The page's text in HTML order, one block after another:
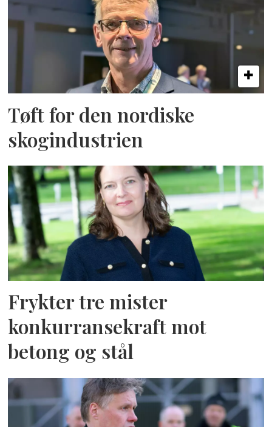
Tøft for den nordiske
skogindustrien
Frykter tre mister
konkurransekraft mot
betong og stål